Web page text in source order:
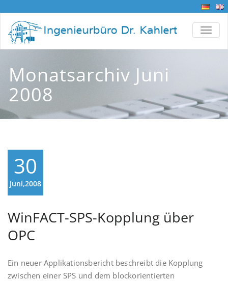
Monatsarchiv Juni
2008
30
Juni,2008
WinFACT-SPS-Kopplung über
OPC
Ein neuer Applikationsbericht beschreibt die Kopplung
zwischen einer SPS und dem blockorientierten